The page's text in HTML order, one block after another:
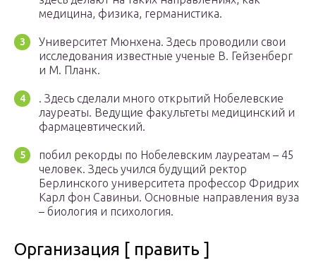
медицина, физика, германистика.
Университет Мюнхена. Здесь проводили свои
исследования известные ученые В. Гейзенберг
и М. Планк.
. Здесь сделали много открытий Нобелевские
лауреаты. Ведущие факультеты медицинский и
фармацевтический.
побил рекорды по Нобелевским лауреатам – 45
человек. Здесь учился будущий ректор
Берлинского университета профессор Фридрих
Карл фон Савиньи. Основные направления вуза
– биология и психология.
Организация [ править ]